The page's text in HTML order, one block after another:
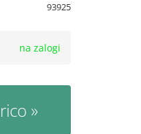
93925
na zalogi